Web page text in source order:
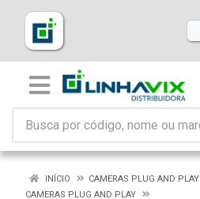
INÍCIO
CAMERAS PLUG AND PLAY
CAMERAS PLUG AND PLAY